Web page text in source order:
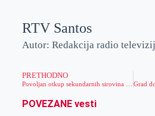
RTV Santos
Autor: Redakcija radio
PRETHODNO
POVEZANE vesti